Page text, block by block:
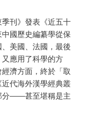
刊》發表《近五十
國歷史編纂學從保
美國、法國，最後
應用了科學的方
濟方面，終於「取
代海外漢學經典叢
分——甚至堪稱是主